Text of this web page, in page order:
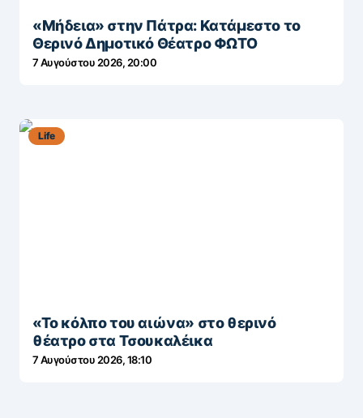
«Μήδεια» στην Πάτρα: Κατάμεστο το
Θερινό Δημοτικό Θέατρο ΦΩΤΟ
7 Αυγούστου 2026, 20:00
Life
«Το κόλπο του αιώνα» στο θερινό
θέατρο στα Τσουκαλέικα
7 Αυγούστου 2026, 18:10